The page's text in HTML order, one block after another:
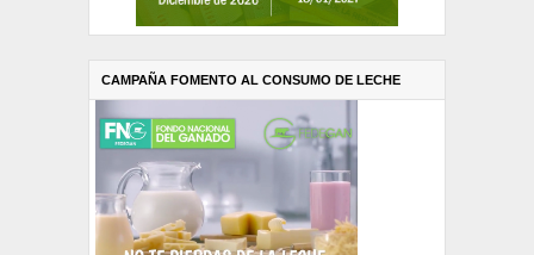
CAMPAÑA FOMENTO AL CONSUMO DE LECHE